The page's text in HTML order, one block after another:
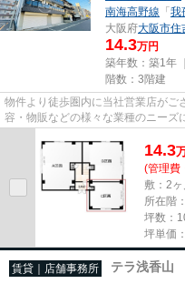
南海高野線 「我
大阪府大阪市住
14.3万円
築年数：築1年
階数：3階建
物件より徒歩圏内に当社営業店がご
容・物販などの様々な業種のニーズ
尚、弊社ではおとり広告は一切...
14.3
(管理費
敷：2
所在階
坪数：
坪単価：
賃貸｜店舗事務所 テラ浅香山